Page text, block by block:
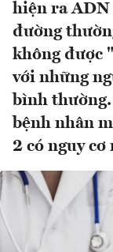
hiện ra ADN
đường
không được
với những
bình
bệnh nhân
2 có nguy cơ